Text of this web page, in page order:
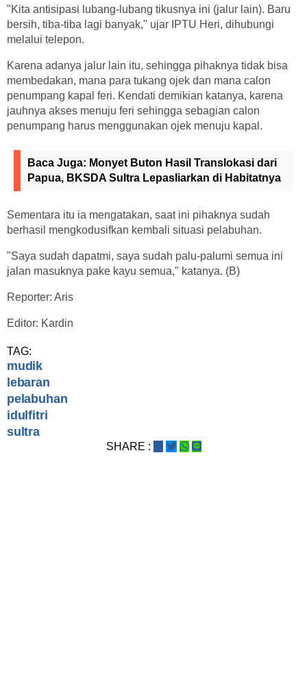
"Kita antisipasi lubang-lubang tikusnya ini (jalur lain). Baru
bersih, tiba-tiba lagi banyak," ujar IPTU Heri, dihubungi
melalui telepon.
Karena adanya jalur lain itu, sehingga pihaknya tidak bisa
membedakan, mana para tukang ojek dan mana calon
penumpang kapal feri. Kendati demikian katanya, karena
jauhnya akses menuju feri sehingga sebagian calon
penumpang harus menggunakan ojek menuju kapal.
Baca Juga: Monyet Buton Hasil Translokasi dari
Papua, BKSDA Sultra Lepasliarkan di Habitatnya
Sementara itu ia mengatakan, saat ini pihaknya sudah
berhasil mengkodusifkan kembali situasi pelabuhan.
"Saya sudah dapatmi, saya sudah palu-palumi semua ini
jalan masuknya pake kayu semua," katanya. (B)
Reporter: Aris
Editor: Kardin
TAG:
mudik
lebaran
pelabuhan
idulfitri
sultra
SHARE :